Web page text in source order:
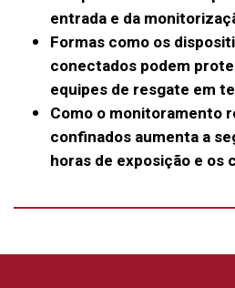
entrada e da
Formas como os
conectados podem
equipes de resgate em
Como o monitoramento
confinados aumenta a
horas de exposição e os